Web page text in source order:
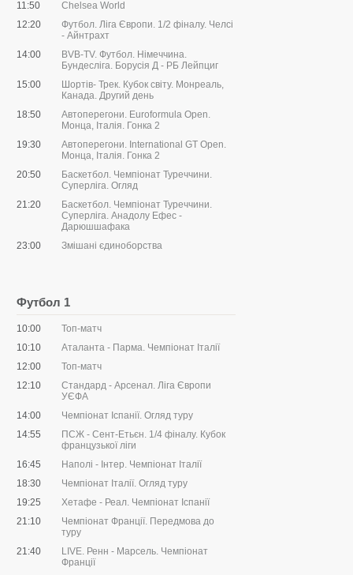
11:50
Chelsea World
12:20
Футбол. Ліга Європи. 1/2 фіналу. Челсі
- Айнтрахт
14:00
BVB-TV. Футбол. Німеччина.
Бундесліга. Борусія Д - РБ Лейпциг
15:00
Шортів- Трек. Кубок світу. Монреаль,
Канада. Другий день
18:50
Автоперегони. Euroformula Open.
Монца, Італія. Гонка 2
19:30
Автоперегони. International GT Open.
Монца, Італія. Гонка 2
20:50
Баскетбол. Чемпіонат Туреччини.
Суперліга. Огляд
21:20
Баскетбол. Чемпіонат Туреччини.
Суперліга. Анадолу Ефес -
Дарюшшафака
23:00
Змішані єдиноборства
Футбол 1
10:00
Топ-матч
10:10
Аталанта - Парма. Чемпіонат Італії
12:00
Топ-матч
12:10
Стандард - Арсенал. Ліга Європи
УЄФА
14:00
Чемпіонат Іспанії. Огляд туру
14:55
ПСЖ - Сент-Етьєн. 1/4 фіналу. Кубок
французької ліги
16:45
Наполі - Інтер. Чемпіонат Італії
18:30
Чемпіонат Італії. Огляд туру
19:25
Хетафе - Реал. Чемпіонат Іспанії
21:10
Чемпіонат Франції. Передмова до
туру
21:40
LIVE. Ренн - Марсель. Чемпіонат
Франції